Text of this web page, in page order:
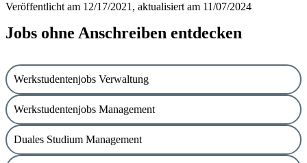
Veröffentlicht am 12/17/2021, aktualisiert am 11/07/2024
Jobs ohne Anschreiben entdecken
Werkstudentenjobs Verwaltung
Werkstudentenjobs Management
Duales Studium Management